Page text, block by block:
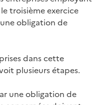
troisième exercice
obligation de
dans cette
plusieurs étapes.
une obligation de